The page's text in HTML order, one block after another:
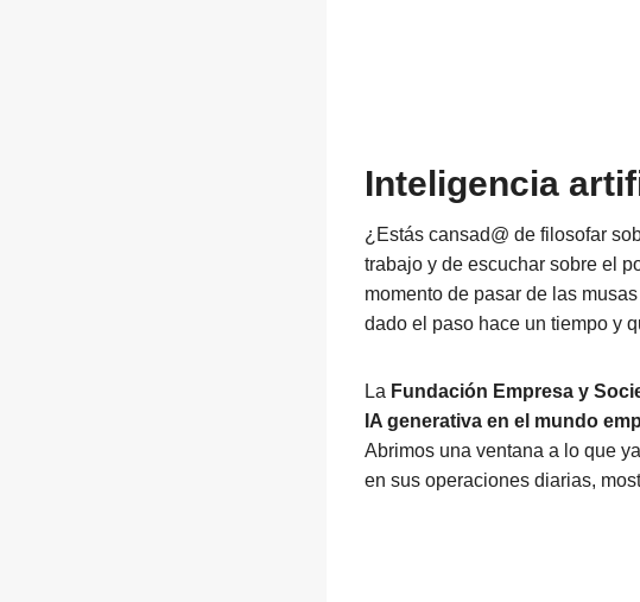
Inteligencia
¿Estás cansad@ de filosofar
trabajo y de escuchar sobre el
momento de pasar de las
dado el paso hace un tiempo y
La Fundación Empresa y
IA generativa en el mundo
Abrimos una ventana a lo que
en sus operaciones diarias,